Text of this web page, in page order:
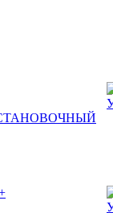
УСТАНОВОЧНЫЙ